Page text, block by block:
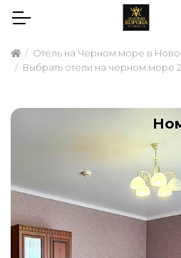
Отель на Черном море в
Выбрать отели на черном море